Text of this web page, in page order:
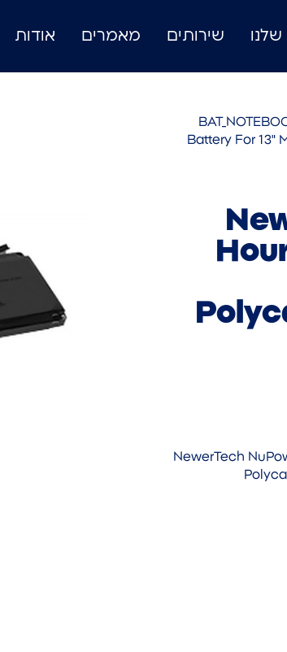
שירותים מאמרים אודות
Battery For 13"
NewerTech